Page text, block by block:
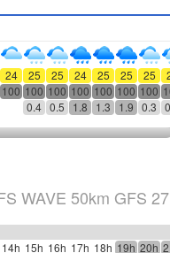
24 25 25 24 25 25 25
100 100 100 100 100 100 100
0.4 0.5 1.8 1.3 1.9 0.3
WAVE 50km GFS
14h 15h 16h 17h 18h 19h 20h